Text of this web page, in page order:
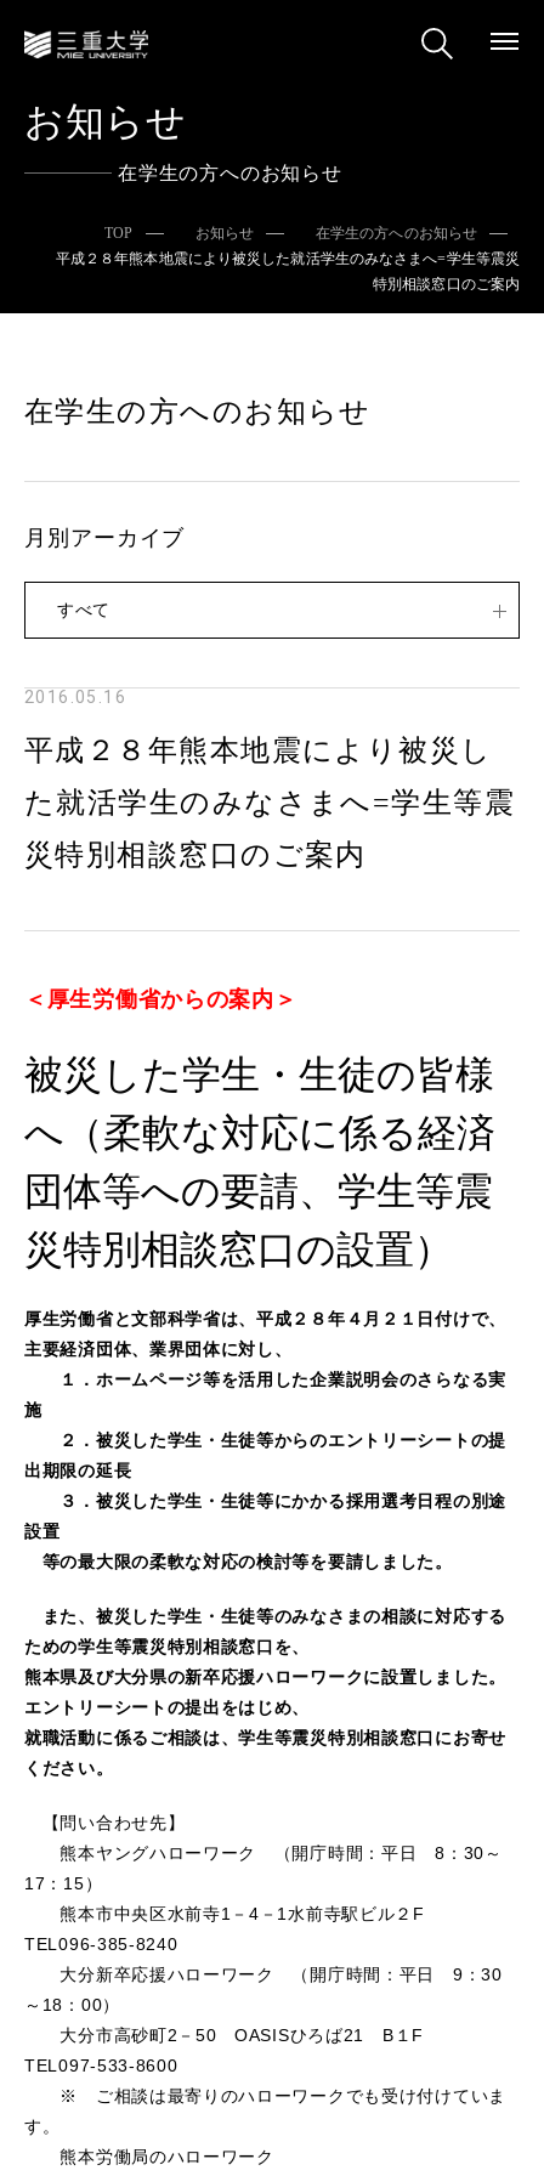
お知らせ
在学生の方へのお知らせ
TOP お知らせ
在学生の方へのお知らせ
平成２８年熊本地震により被災した就活学生のみなさまへ=学生等震災
特別相談窓口のご案内
2016.05.16
平成２８年熊本地震により被災し
た就活学生のみなさまへ=学生等震
災特別相談窓口のご案内
＜厚生労働省からの案内＞
被災した学生・生徒の皆様
へ（柔軟な対応に係る経済
団体等への要請、学生等震
災特別相談窓口の設置）
厚生労働省と文部科学省は、平成２８年４月２１日付けで、
主要経済団体、業界団体に対し、
１．ホームページ等を活用した企業説明会のさらなる実
施
２．被災した学生・生徒等からのエントリーシートの提
出期限の延長
３．被災した学生・生徒等にかかる採用選考日程の別途
設置
等の最大限の柔軟な対応の検討等を要請しました。
また、被災した学生・生徒等のみなさまの相談に対応する
ための学生等震災特別相談窓口を、
熊本県及び大分県の新卒応援ハローワークに設置しました。
エントリーシートの提出をはじめ、
就職活動に係るご相談は、学生等震災特別相談窓口にお寄せ
ください。
【問い合わせ先】
熊本ヤングハローワーク （開庁時間：平日 8：30～
17：15）
熊本市中央区水前寺1－4－1水前寺駅ビル２F
TEL096-385-8240
大分新卒応援ハローワーク （開庁時間：平日 9：30
～18：00）
大分市高砂町2－50 OASISひろば21 B１F
TEL097-533-8600
※ ご相談は最寄りのハローワークでも受け付けていま
す。
熊本労働局のハローワーク
在学生の方へのお知らせ
月別アーカイブ
すべて